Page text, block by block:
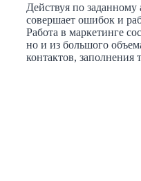
Действуя по
совершает ошибок и
Работа в маркетинге
но и из большого
контактов, заполнения